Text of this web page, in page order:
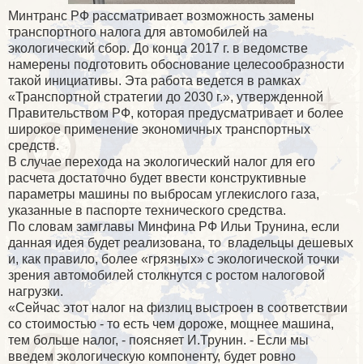
Минтранс РФ рассматривает возможность замены
транспортного налога для автомобилей на
экологический сбор. До конца 2017 г. в ведомстве
намерены подготовить обоснование целесообразности
такой инициативы. Эта работа ведется в рамках
«Транспортной стратегии до 2030 г.», утвержденной
Правительством РФ, которая предусматривает и более
широкое применение экономичных транспортных
средств.
В случае перехода на экологический налог для его
расчета достаточно будет ввести конструктивные
параметры машины по выбросам углекислого газа,
указанные в паспорте технического средства.
По словам замглавы Минфина РФ Ильи Трунина, если
данная идея будет реализована, то владельцы дешевых
и, как правило, более «грязных» с экологической точки
зрения автомобилей столкнутся с ростом налоговой
нагрузки.
«Сейчас этот налог на физлиц выстроен в соответствии
со стоимостью - то есть чем дороже, мощнее машина,
тем больше налог, - поясняет И.Трунин. - Если мы
введем экологическую компоненту, будет ровно